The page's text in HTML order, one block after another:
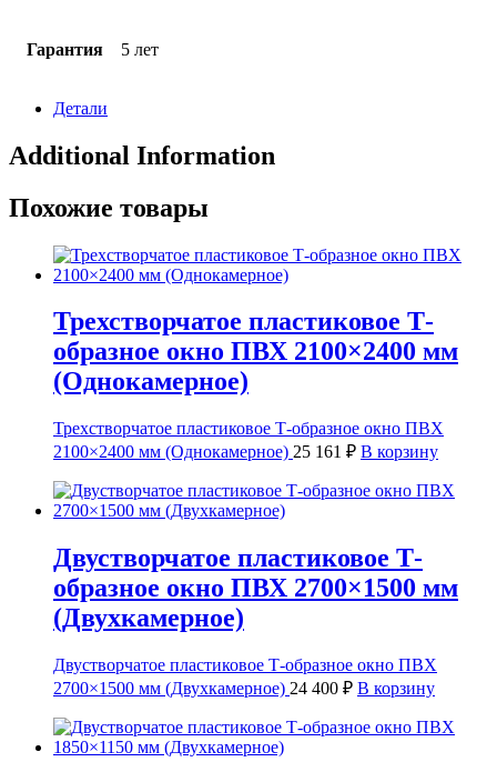
Гарантия 5 лет
Детали
Additional Information
Похожие товары
Трехстворчатое пластиковое Т-
образное окно ПВХ 2100×2400 мм
(Однокамерное)
Трехстворчатое пластиковое Т-образное окно ПВХ
2100×2400 мм (Однокамерное) 25 161 ₽ В корзину
Двустворчатое пластиковое Т-
образное окно ПВХ 2700×1500 мм
(Двухкамерное)
Двустворчатое пластиковое Т-образное окно ПВХ
2700×1500 мм (Двухкамерное) 24 400 ₽ В корзину